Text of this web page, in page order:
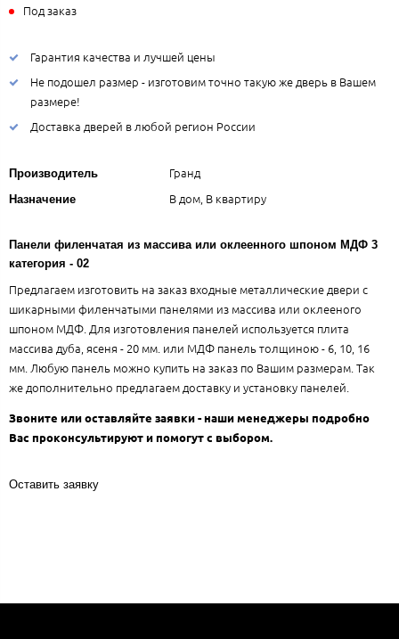
Под заказ
Гарантия качества и лучшей цены
Не подошел размер - изготовим точно такую же дверь в Вашем
размере!
Доставка дверей в любой регион России
Производитель Гранд
Назначение В дом, В квартиру
Панели филенчатая из массива или оклеенного шпоном МДФ 3
категория - 02
Предлагаем изготовить на заказ входные металлические двери с
шикарными филенчатыми панелями из массива или оклееного
шпоном МДФ. Для изготовления панелей используется плита
массива дуба, ясеня - 20 мм. или МДФ панель толщиною - 6, 10, 16
мм. Любую панель можно купить на заказ по Вашим размерам. Так
же дополнительно предлагаем доставку и установку панелей.
Звоните или оставляйте заявки - наши менеджеры подробно
Вас проконсультируют и помогут с выбором.
Оставить заявку